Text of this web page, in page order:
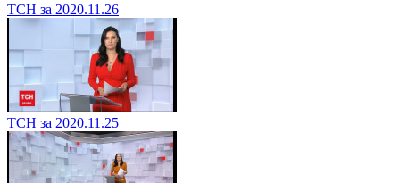
ТСН за 2020.11.26
ТСН за 2020.11.25